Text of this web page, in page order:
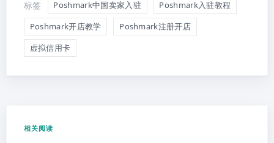
标签 Poshmark中国卖家入驻
Poshmark入驻教程
Poshmark开店教学
Poshmark注册开店
虚拟信用卡
相关阅读